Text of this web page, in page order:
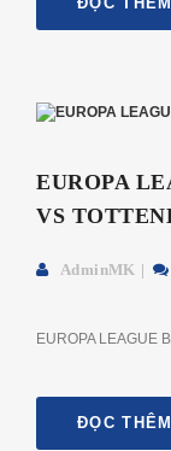
EUROPA
VS
AdminMK
EUROPA LEAGUE
ĐỌC THÊM